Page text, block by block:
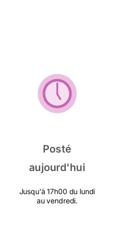
Posté
aujourd'hui
Jusqu'à 17h00 du lundi
au vendredi.